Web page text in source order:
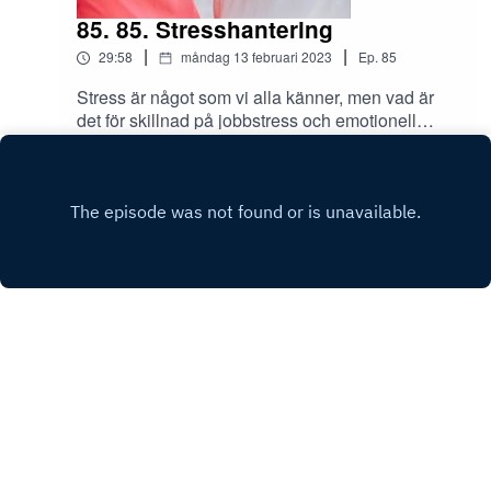
85. 85. Stresshantering
29:58 | måndag 13 februari 2023 | Ep. 85
Stress är något som vi alla känner, men vad är
det för skillnad på jobbstress och emotionell
stress? Hur kan man göra för att få ner pulsen
tankar och synpunkter om tillit på arbetsplatsen